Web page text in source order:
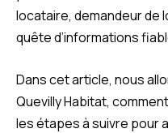
locataire, demandeur de
quête d’informations
Dans cet article, nous
Quevilly Habitat,
les étapes à suivre pour